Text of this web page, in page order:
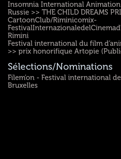
Insomnia International
Russie >> THE CHILD DREAMS
CartoonClub/Riminicomix-
Rimini
Festival international du film
>> prix honorifique Artopie
Sélections/Nominations
Filem’on - Festival international
Bruxelles